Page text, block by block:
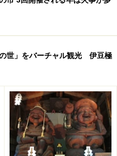
世」をバーチャル観光 伊豆極